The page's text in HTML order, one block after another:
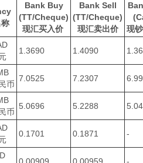
Bank Buy
(TT/Cheque)
现汇买入价
Bank Sell
(TT/Cheque)
现汇卖出价
现
1.3690 1.4090
币
7.0525 7.2307
币
5.0696 5.2288
0.1701 0.1871 -